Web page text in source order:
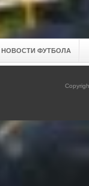
НОВОСТИ ФУТБОЛА